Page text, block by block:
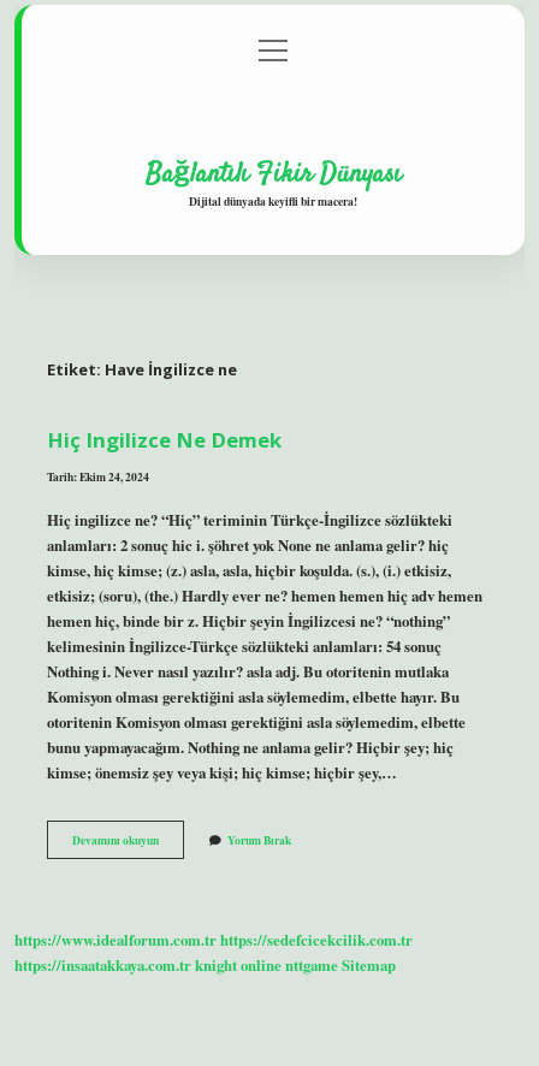
Gizlilik Politikası
menüyü
aç
Bağlantılı Fikir Dünyası
Dijital dünyada keyifli bir macera!
Etiket: Have İngilizce ne
Hiç Ingilizce Ne Demek
Tarih: Ekim 24, 2024
Hiç ingilizce ne? “Hiç” teriminin Türkçe-İngilizce sözlükteki
anlamları: 2 sonuç hic i. şöhret yok None ne anlama gelir? hiç
kimse, hiç kimse; (z.) asla, asla, hiçbir koşulda. (s.), (i.) etkisiz,
etkisiz; (soru), (the.) Hardly ever ne? hemen hemen hiç adv hemen
hemen hiç, binde bir z. Hiçbir şeyin İngilizcesi ne? “nothing”
kelimesinin İngilizce-Türkçe sözlükteki anlamları: 54 sonuç
Nothing i. Never nasıl yazılır? asla adj. Bu otoritenin mutlaka
Komisyon olması gerektiğini asla söylemedim, elbette hayır. Bu
otoritenin Komisyon olması gerektiğini asla söylemedim, elbette
bunu yapmayacağım. Nothing ne anlama gelir? Hiçbir şey; hiç
kimse; önemsiz şey veya kişi; hiç kimse; hiçbir şey,…
Devamını okuyunHiç
Ingilizce
Yorum Bırak
https://www.idealforum.com.trhttps://sedefcicekcilik.com.tr
https://insaatakkaya.com.trknight onlinenttgameSitemap